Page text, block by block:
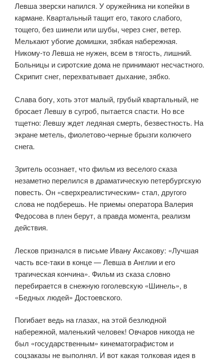
Левша зверски напился. У оружейника ни копейки в
кармане. Квартальный тащит его, такого слабого,
тощего, без шинели или шубы, через снег, ветер.
Мелькают убогие домишки, зябкая набережная.
Никому-то Левша не нужен, всем в тягость, лишний.
Больницы и сиротские дома не принимают несчастного.
Скрипит снег, перехватывает дыхание, зябко.
Слава богу, хоть этот малый, грубый квартальный, не
бросает Левшу в сугроб, пытается спасти. Но все
тщетно: Левшу ждет ледяная смерть, безвестность. На
экране метель, фиолетово-черные брызги колючего
снега.
Зритель осознает, что фильм из веселого сказа
незаметно перелился в драматическую петербургскую
повесть. Он «сверхреалистическим» стал, другого
слова не подберешь. Не приемы оператора Валерия
Федосова в плен берут, а правда момента, реализм
действия.
Лесков признался в письме Ивану Аксакову: «Лучшая
часть все-таки в конце — Левша в Англии и его
трагическая кончина». Фильм из сказа словно
перебирается в снежную гоголевскую «Шинель», в
«Бедных людей» Достоевского.
Погибает ведь на глазах, на этой безлюдной
набережной, маленький человек! Овчаров никогда не
был «государственным» кинематографистом и
соцзаказы не выполнял. И вот какая толковая идея в